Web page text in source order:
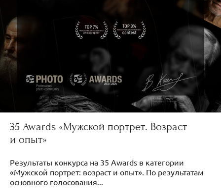
35 Awards «Мужской портрет. Возраст
и опыт»
Результаты конкурса на 35 Awards в категории
«Мужской портрет: возраст и опыт». По результатам
основного голосования...